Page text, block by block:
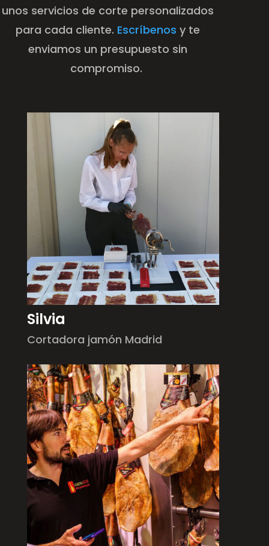
unos servicios de corte personalizados
para cada cliente. Escríbenos y te
enviamos un presupuesto sin
compromiso.
Silvia
Cortadora jamón Madrid